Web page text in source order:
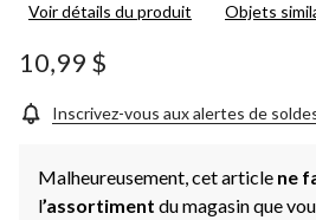
Voir détails du produit Objets
10,99 $
Inscrivez-vous aux alertes de
Malheureusement, cet article ne
l’assortiment du magasin que